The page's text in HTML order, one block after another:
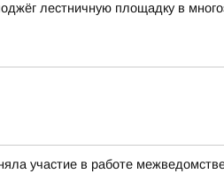
лестничную площадку в
участие в работе